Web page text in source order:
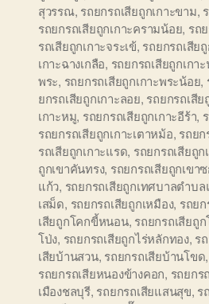
สุวรรณ, รถยกรถเสียถูกเกาะขาม,
รถยกรถเสียถูกเกาะครามน้อย, รถ
รถเสียถูกเกาะจระเข้, รถยกรถเสีย
เกาะฉางเกลือ, รถยกรถเสียถูกเกาะ
พระ, รถยกรถเสียถูกเกาะพระน้อย,
ยกรถเสียถูกเกาะลอย, รถยกรถเสีย
เกาะหมู, รถยกรถเสียถูกเกาะอีร้า,
รถยกรถเสียถูกเกาะเตาหม้อ, รถยก
รถเสียถูกเกาะแรด, รถยกรถเสียถู
ถูกเขาคันทรง, รถยกรถเสียถูกเขา
แก้ว, รถยกรถเสียถูกเทศบาลตำบ
เสม็ด, รถยกรถเสียถูกเหมือง, รถย
เสียถูกโคกขี้หนอน, รถยกรถเสียถู
โป่ง, รถยกรถเสียถูกไร่หลักทอง, ร
เสียบ้านสวน, รถยกรถเสียบ้านโขด,
รถยกรถเสียหนองข้างคอก, รถยกร
เมืองชลบุรี, รถยกรถเสียแสนสุข, ร